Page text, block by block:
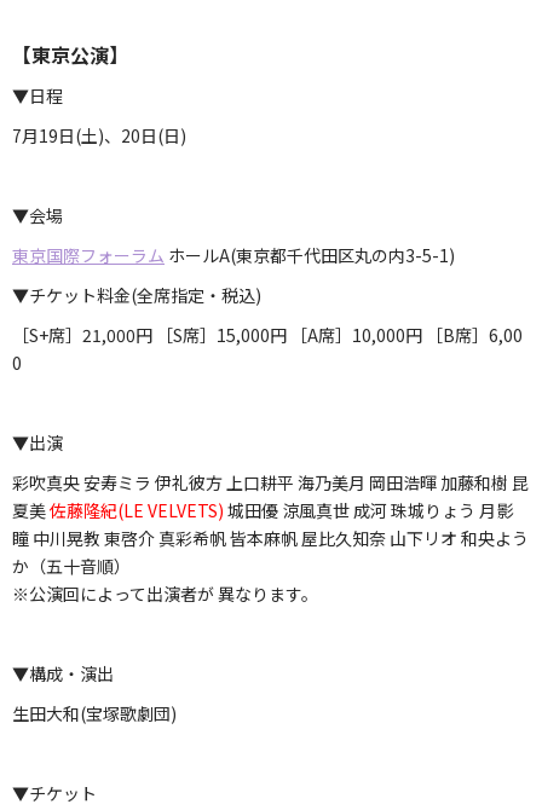
【東京公演】
▼日程
7月19日(土)、20日(日)
▼会場
東京国際フォーラム ホールA(東京都千代田区丸の内3-5-1)
▼チケット料金(全席指定・税込)
［S+席］21,000円 ［S席］15,000円 ［A席］10,000円 ［B席］6,00
0
▼出演
彩吹真央 安寿ミラ 伊礼彼方 上口耕平 海乃美月 岡田浩暉 加藤和樹 昆
夏美佐藤隆紀(LE VELVETS) 城田優 涼風真世 成河 珠城りょう 月影
瞳 中川晃教 東啓介 真彩希帆 皆本麻帆 屋比久知奈 山下リオ 和央よう
か（五十音順）
※公演回によって出演者が 異なります。
▼構成・演出
生田大和(宝塚歌劇団)
▼チケット